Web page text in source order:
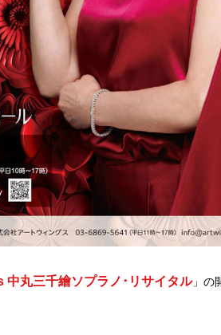
中丸三千繪ソプラノ･リサイタル」の